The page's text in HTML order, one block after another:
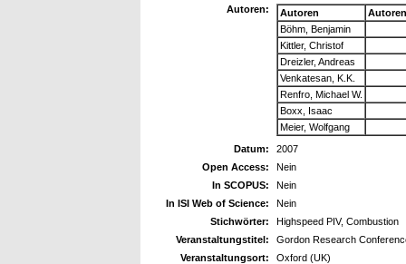
Autoren:
Autoren
Böhm, Benjamin
Kittler, Christof
Dreizler, Andreas
Venkatesan, K.K.
Renfro, Michael W.
Boxx, Isaac
Meier, Wolfgang
Datum:
2007
Open Access:
Nein
In SCOPUS:
Nein
In ISI Web of Science:
Nein
Stichwörter:
Highspeed PIV, Combustion
Veranstaltungstitel:
Gordon Research
Veranstaltungsort:
Oxford (UK)